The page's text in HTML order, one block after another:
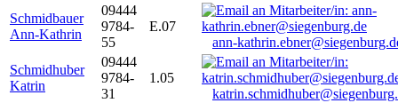
Schmidbauer
Ann-Kathrin
09444
9784-
55
E.07
ann-
Schmidhuber
Katrin
09444
9784-
31
1.05